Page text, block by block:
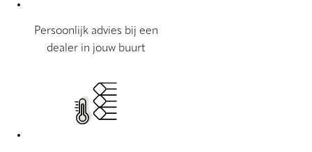
Persoonlijk advies bij een
dealer in jouw buurt